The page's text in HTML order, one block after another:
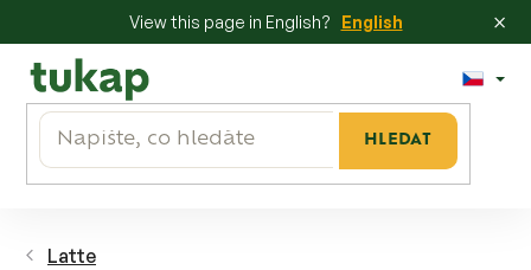
View this page in English? English ×
obsah
HLEDAT
Latte